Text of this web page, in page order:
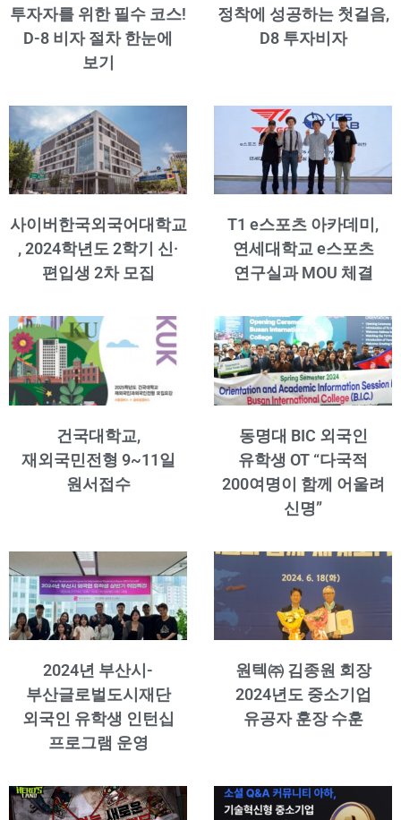
투자자를 위한 필수 코스!
D-8 비자 절차 한눈에
보기
정착에 성공하는 첫걸음,
D8 투자비자
사이버한국외국어대학교
, 2024학년도 2학기 신·
편입생 2차 모집
T1 e스포츠 아카데미,
연세대학교 e스포츠
연구실과 MOU 체결
건국대학교,
재외국민전형 9~11일
원서접수
동명대 BIC 외국인
유학생 OT “다국적
200여명이 함께 어울려
신명”
2024년 부산시-
부산글로벌도시재단
외국인 유학생 인턴십
프로그램 운영
원텍㈜ 김종원 회장
2024년도 중소기업
유공자 훈장 수훈